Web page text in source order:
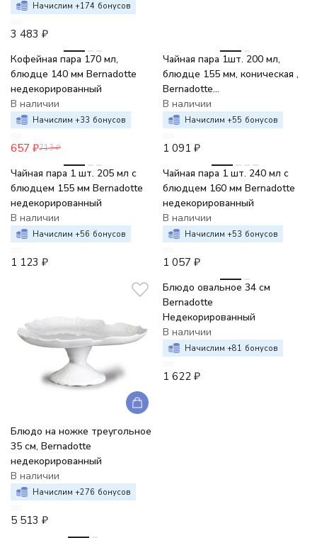
Начислим +174 бонусов
3 483 ₽
-8%
Кофейная пара 170 мл,
блюдце 140 мм Bernadotte
недекорированный
В наличии
Начислим +33 бонусов
657 ₽713 ₽
Чайная пара 1шт. 200 мл,
блюдце 155 мм, коническая ,
Bernadotte
недекорированный
В наличии
Начислим +55 бонусов
1 091 ₽
Чайная пара 1 шт. 205 мл с
блюдцем 155 мм Bernadotte
недекорированный
В наличии
Начислим +56 бонусов
1 123 ₽
Чайная пара 1 шт. 240 мл с
блюдцем 160 мм Bernadotte
недекорированный
В наличии
Начислим +53 бонусов
1 057 ₽
Блюдо на ножке треугольное
35 см, Bernadotte
недекорированный
В наличии
Начислим +276 бонусов
5 513 ₽
Блюдо овальное 34 см
Bernadotte
Недекорированный
В наличии
Начислим +81 бонусов
1 622 ₽